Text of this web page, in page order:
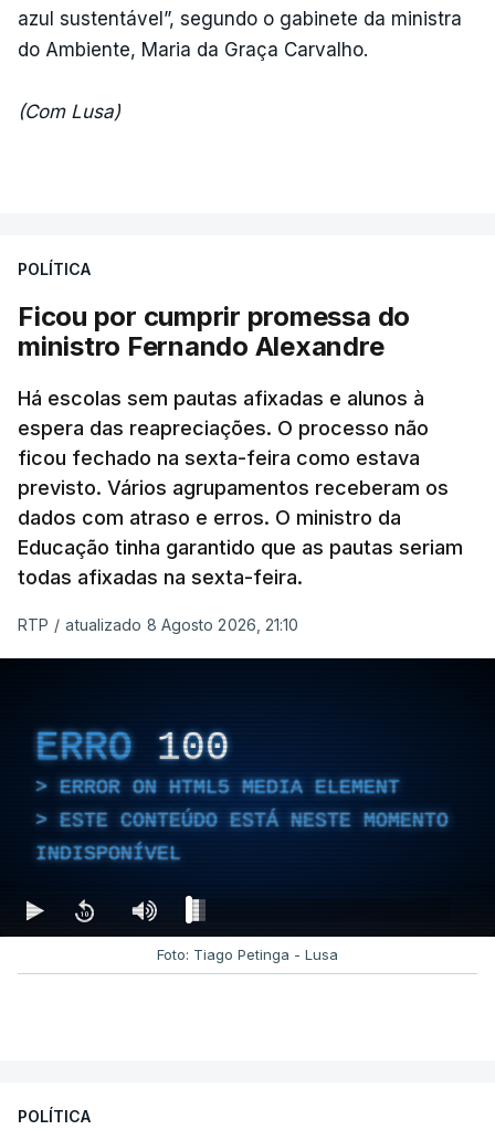
azul sustentável”, segundo o gabinete da ministra
do Ambiente, Maria da Graça Carvalho.
(Com Lusa)
POLÍTICA
Ficou por cumprir promessa do
ministro Fernando Alexandre
Há escolas sem pautas afixadas e alunos à
espera das reapreciações. O processo não
ficou fechado na sexta-feira como estava
previsto. Vários agrupamentos receberam os
dados com atraso e erros. O ministro da
Educação tinha garantido que as pautas seriam
todas afixadas na sexta-feira.
RTP / atualizado 8 Agosto 2026, 21:10
ERRO 100
ERROR ON HTML5 MEDIA ELEMENT
ESTE CONTEÚDO ESTÁ NESTE MOMENTO
INDISPONÍVEL
Foto: Tiago Petinga - Lusa
POLÍTICA